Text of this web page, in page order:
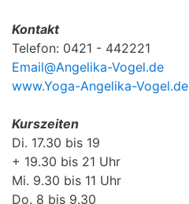
Kontakt
Telefon: 0421 - 442221
Email@Angelika-Vogel.de
www.Yoga-Angelika-Vogel.de
Kurszeiten
Di. 17.30 bis 19
+ 19.30 bis 21 Uhr
Mi. 9.30 bis 11 Uhr
Do. 8 bis 9.30